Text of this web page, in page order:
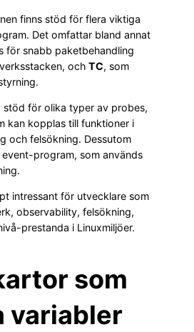
finns stöd för flera viktiga
Det omfattar bland annat
för snabb paketbehandling
och TC, som
stöd för olika typer av probes,
kan kopplas till funktioner i
och felsökning. Dessutom
program, som används
intressant för utvecklare som
observability, felsökning,
prestanda i Linuxmiljöer.
som
variabler